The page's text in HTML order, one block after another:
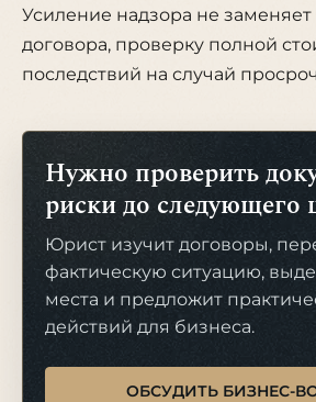
Усиление надзора не заменяет
договора, проверку полной
последствий на случай
Нужно проверить
риски до следующего
Юрист изучит договоры,
фактическую ситуацию,
места и предложит
действий для бизнеса.
ОБСУДИТЬ БИЗНЕС-